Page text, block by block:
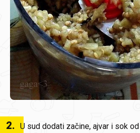
2. U sud dodati začine, ajvar i sok